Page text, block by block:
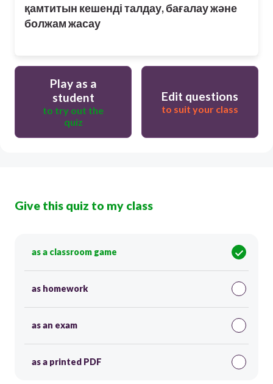
қамтитын кешенді талдау, бағалау және
болжам жасау
Play as a
student
to try out the
quiz
Edit questions
to suit your class
Give this quiz to my class
as a classroom game
as homework
as an exam
as a printed PDF